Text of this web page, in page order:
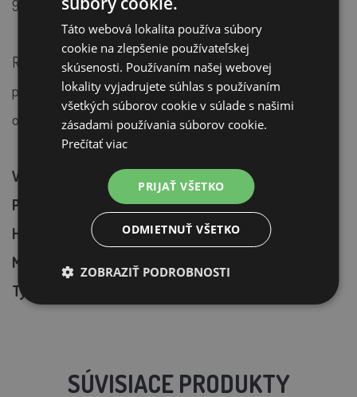
99,99%
Rovnako ako u všetkých produktov Brinsea, TLC-50 Eco
prichádza s 3-ročnou zárukou ZADARMO, pod podmienkou
online registrácie.
Vonkajšie rozmery: 550 x 690 x 490 mm
Podlaha: 600 x 400 mm
Hmotnosť: 6700g
Max. spotreba (W): 150
Typická spotreba energie (W): 100
SÚVISIACE PRODUKTY
Táto webová lokalita používa súbory
cookie na zlepšenie používateľskej
skúsenosti. Používaním našej webovej
lokality vyjadrujete súhlas s používaním
všetkých súborov cookie v súlade s našimi
zásadami používania súborov cookie.
Prečítať viac
PRIJAŤ VŠETKO
ODMIETNUŤ VŠETKO
ZOBRAZIŤ PODROBNOSTI